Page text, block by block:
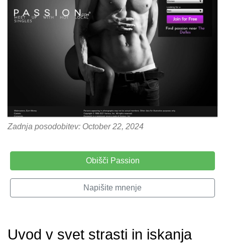
Zadnja posodobitev: October 22, 2024
Obišči Passion
Napišite mnenje
Uvod v svet strasti in iskanja